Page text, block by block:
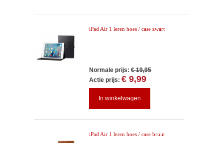
iPad Air 1 leren hoes / case zwart
Normale prijs: € 19,95
Actie prijs: € 9,99
In winkelwagen
iPad Air 1 leren hoes / case bruin